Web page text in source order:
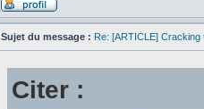
Sujet du message : Re: [ARTICLE] Cracking
Citer :